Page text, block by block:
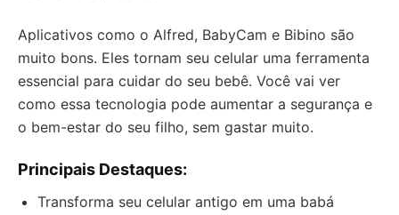
Aplicativos como o Alfred, BabyCam e Bibino são
muito bons. Eles tornam seu celular uma ferramenta
essencial para cuidar do seu bebê. Você vai ver
como essa tecnologia pode aumentar a segurança e
o bem-estar do seu filho, sem gastar muito.
Principais Destaques:
Transforma seu celular antigo em uma babá